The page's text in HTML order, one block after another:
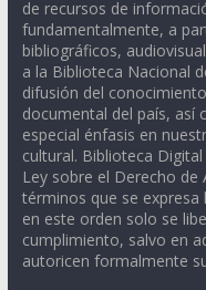
de recursos de
fundamentalmente, a
bibliográficos,
a la Biblioteca Nacional
difusión del
documental del país, así
especial énfasis en
cultural. Biblioteca
Ley sobre el Derecho
términos que se
en este orden solo se
cumplimiento, salvo en
autoricen formalmente